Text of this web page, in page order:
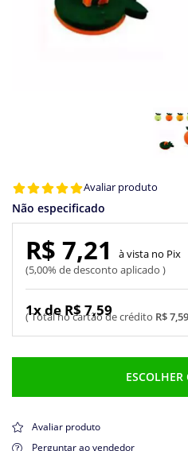
Avaliar produto
Não especificado
R$ 7,59
1x de R$ 7,59
R$ 7,21
5,00% de desconto aplicado
Pix
ESCOLHER
Avaliar produto
Perguntar ao vendedor